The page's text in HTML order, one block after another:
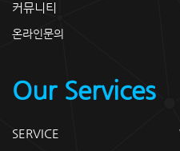
커뮤니티
온라인문의
Our Services
SERVICE